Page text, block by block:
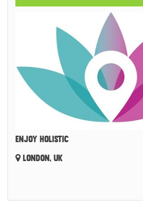
ENJOY HOLISTIC
LONDON, UK